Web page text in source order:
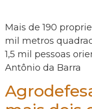
Mais de 190
mil metros
1,5 mil pessoas
Antônio da Barra